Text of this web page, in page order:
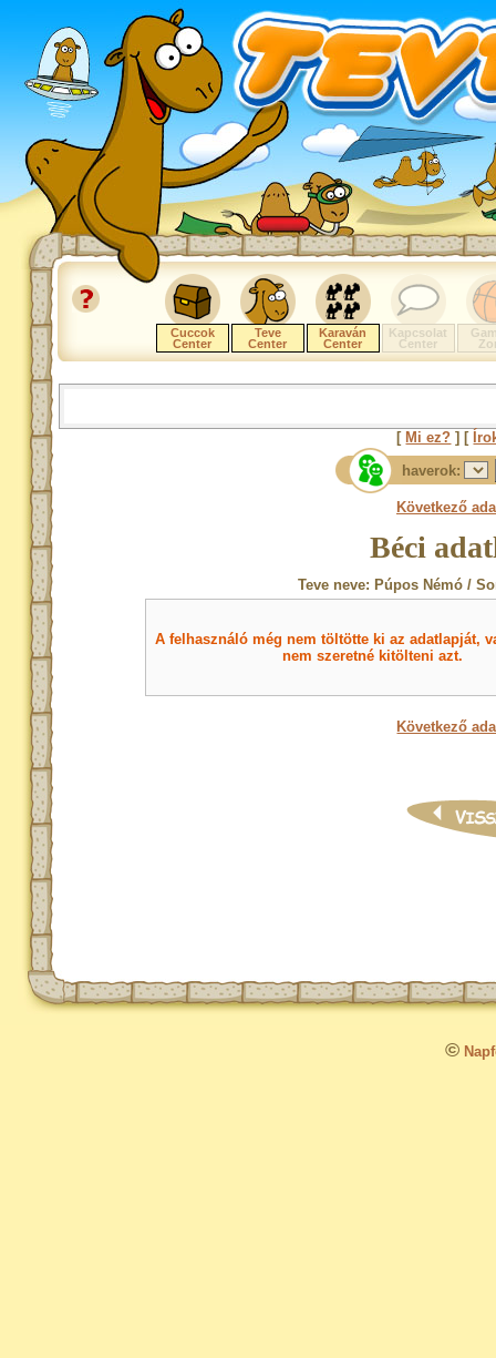
Cuccok
Center
Teve
Center
Karaván
Center
Kapcsolat
Center
[ Mi ez? ] [
haverok:
Következő
Béci
Teve neve: Púpos Némó /
A felhasználó még nem töltötte ki az adatlapját,
nem szeretné kitölteni azt.
Következő
©